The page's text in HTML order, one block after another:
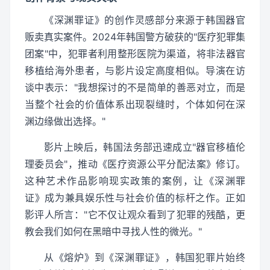
《深渊罪证》的创作灵感部分来源于韩国器官
贩卖真实案件。2024年韩国警方破获的"医疗犯罪集
团案"中，犯罪者利用整形医院为渠道，将非法器官
移植给海外患者，与影片设定高度相似。导演在访
谈中表示："我想探讨的不是简单的善恶对立，而是
当整个社会的价值体系出现裂缝时，个体如何在深
渊边缘做出选择。"
影片上映后，韩国法务部迅速成立"器官移植伦
理委员会"，推动《医疗资源公平分配法案》修订。
这种艺术作品影响现实政策的案例，让《深渊罪
证》成为兼具娱乐性与社会价值的标杆之作。正如
影评人所言："它不仅让观众看到了犯罪的残酷，更
教会我们如何在黑暗中寻找人性的微光。"
从《熔炉》到《深渊罪证》，韩国犯罪片始终